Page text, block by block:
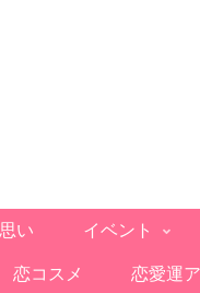
い イベント
恋コスメ 恋愛運